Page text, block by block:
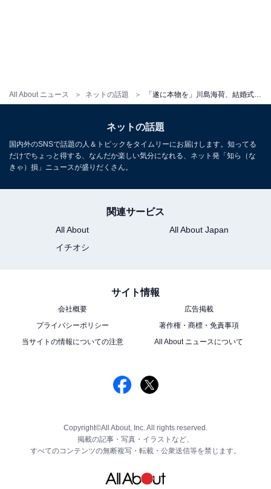
All About ニュース ネットの話題
ネットの話題
国内外のSNSで話題の人＆トピックをタイムリーにお届けします。知ってる
だけでちょっと得する、なんだか楽しい気分になれる、ネット発「知ら（な
きゃ）損」ニュースが盛りだくさん。
関連サービス
All About
All About Japan
イチオシ
サイト情報
会社概要
広告掲載
プライバシーポリシー
著作権・商標・免責事項
当サイトの情報についての注意
All About ニュースについて
Copyright©All About, Inc. All rights reserved.
掲載の記事・写真・イラストなど、
すべてのコンテンツの無断複写・転載・公衆送信等を禁じます。